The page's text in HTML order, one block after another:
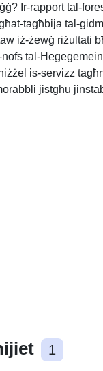
Ir-rapport tal-
tagħbija tal-
iż-żewġ riżultati
nofs tal-
is-servizz
jistgħu
1